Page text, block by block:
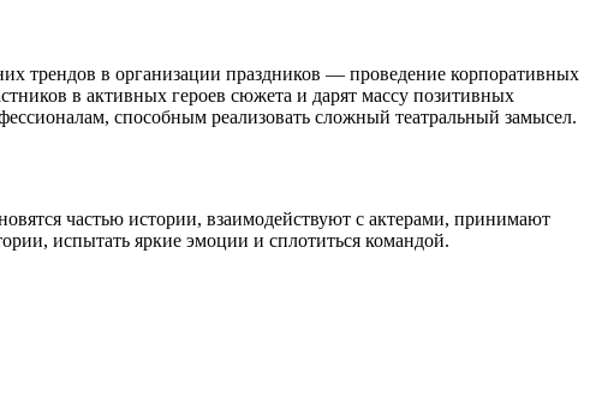
трендов в организации праздников — проведение корпоративных
в активных героев сюжета и дарят массу позитивных
способным реализовать сложный театральный замысел.
частью истории, взаимодействуют с актерами, принимают
испытать яркие эмоции и сплотиться командой.